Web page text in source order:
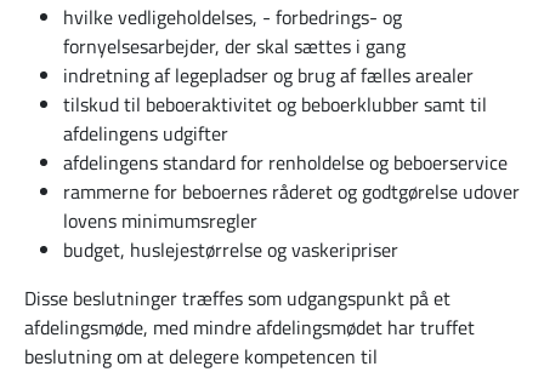
hvilke vedligeholdelses, - forbedrings- og
fornyelsesarbejder, der skal sættes i gang
indretning af legepladser og brug af fælles arealer
tilskud til beboeraktivitet og beboerklubber samt til
afdelingens udgifter
afdelingens standard for renholdelse og beboerservice
rammerne for beboernes råderet og godtgørelse udover
lovens minimumsregler
budget, huslejestørrelse og vaskeripriser
Disse beslutninger træffes som udgangspunkt på et
afdelingsmøde, med mindre afdelingsmødet har truffet
beslutning om at delegere kompetencen til